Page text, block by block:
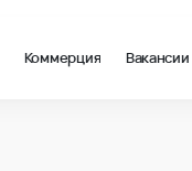
Коммерция Вакансии